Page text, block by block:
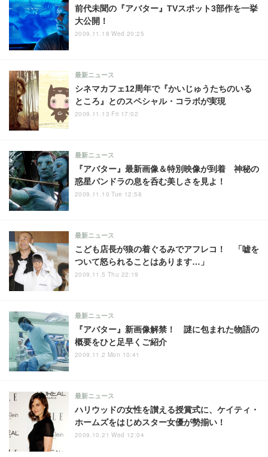
前代未聞の『アバター』TVスポット3部作を一挙
大公開！
2009.11.18 Wed 20:25
シネマカフェ12周年で『かいじゅうたちのいる
ところ』とのスペシャル・コラボが実現
最新ニュース
2009.11.13 Fri 17:02
『アバター』最新画像＆特別映像が到着 神秘の
惑星パンドラの息を呑む美しさを見よ！
最新ニュース
2009.11.10 Tue 12:58
こども店長が狼の着ぐるみでアフレコ！ 「嘘を
ついて怒られることはあります…」
最新ニュース
2009.11.5 Thu 22:19
『アバター』新画像解禁！ 謎に包まれた物語の
概要をひと足早くご紹介
最新ニュース
2009.11.2 Mon 10:41
ハリウッドの女性を讃える授賞式に、ケイティ・
ホームズをはじめスター女優が勢揃い！
最新ニュース
2009.10.21 Wed 12:04